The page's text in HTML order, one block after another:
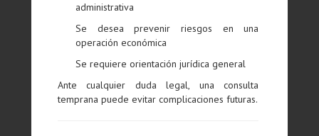
administrativa
Se desea prevenir riesgos en una
operación económica
Se requiere orientación jurídica general
Ante cualquier duda legal, una consulta
temprana puede evitar complicaciones futuras.